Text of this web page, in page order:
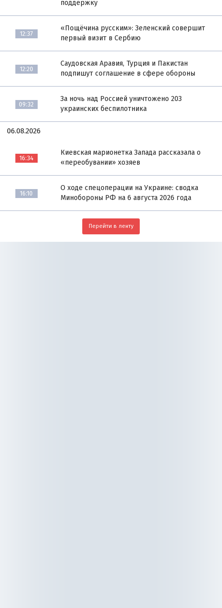
поддержку
12:37
«Пощёчина русским»: Зеленский совершит
первый визит в Сербию
12:20
Саудовская Аравия, Турция и Пакистан
подпишут соглашение в сфере обороны
09:32
За ночь над Россией уничтожено 203
украинских беспилотника
06.08.2026
16:34
Киевская марионетка Запада рассказала о
«переобувании» хозяев
16:10
О ходе спецоперации на Украине: сводка
Минобороны РФ на 6 августа 2026 года
Перейти в ленту